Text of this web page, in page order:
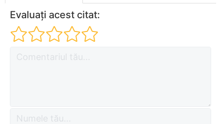
Evaluați acest citat: